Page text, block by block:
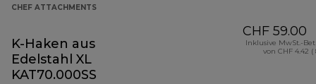
CHEF ATTACHMENTS
K-Haken aus
Edelstahl XL
KAT70.000SS
CHF 59.00
Inklusive MwSt.-
von CHF 4.42 (